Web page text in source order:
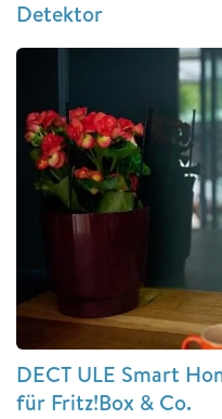
Detektor
DECT ULE Smart
für Fritz!Box & Co.